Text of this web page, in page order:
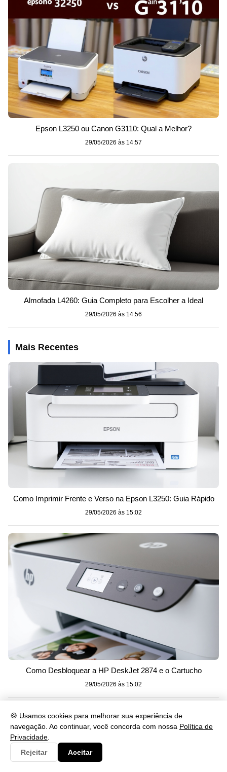
🍪 Usamos cookies para melhorar sua experiência de
navegação. Ao continuar, você concorda com nossa Política de
Privacidade
Rejeitar
Aceitar
Epson L3250 ou Canon G3110: Qual a Melhor?
29/05/2026 às 14:57
Almofada L4260: Guia Completo para Escolher a Ideal
29/05/2026 às 14:56
Mais Recentes
Como Imprimir Frente e Verso na Epson L3250: Guia Rápido
29/05/2026 às 15:02
Como Desbloquear a HP DeskJet 2874 e o Cartucho
29/05/2026 às 15:02